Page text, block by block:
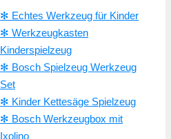
✻ Echtes Werkzeug für Kinder
✻ Werkzeugkasten
Kinderspielzeug
✻ Bosch Spielzeug Werkzeug
Set
✻ Kinder Kettesäge Spielzeug
✻ Bosch Werkzeugbox mit
Ixolino